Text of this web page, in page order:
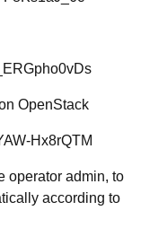
OpenStack
Hx8rQTM
operator admin, to
according to